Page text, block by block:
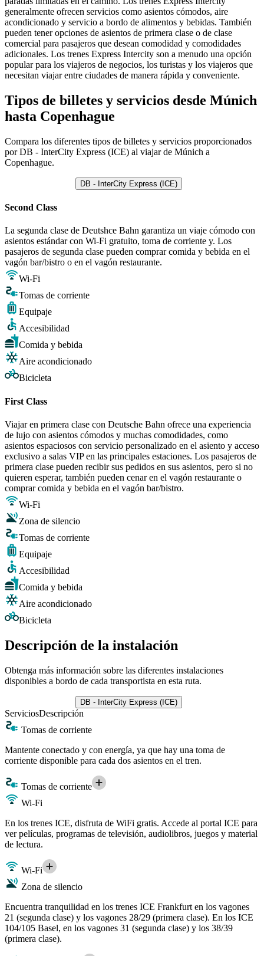
generalmente ofrecen servicios como asientos cómodos, aire
acondicionado y servicio a bordo de alimentos y bebidas. También
pueden tener opciones de asientos de primera clase o de clase
comercial para pasajeros que desean comodidad y comodidades
adicionales. Los trenes Express Intercity son a menudo una opción
popular para los viajeros de negocios, los turistas y los viajeros que
necesitan viajar entre ciudades de manera rápida y conveniente.
Tipos de billetes y servicios desde Múnich
hasta Copenhague
Compara los diferentes tipos de billetes y servicios proporcionados
por DB - InterCity Express (ICE) al viajar de Múnich a
Copenhague.
DB - InterCity Express (ICE)
Second Class
La segunda clase de Deutshce Bahn garantiza un viaje cómodo con
asientos estándar con Wi-Fi gratuito, toma de corriente y. Los
pasajeros de segunda clase pueden comprar comida y bebida en el
vagón bar/bistro o en el vagón restaurante.
Wi-Fi
Tomas de corriente
Equipaje
Accesibilidad
Comida y bebida
Aire acondicionado
Bicicleta
First Class
Viajar en primera clase con Deutsche Bahn ofrece una experiencia
de lujo con asientos cómodos y muchas comodidades, como
asientos espaciosos con servicio personalizado en el asiento y acceso
exclusivo a salas VIP en las principales estaciones. Los pasajeros de
primera clase pueden recibir sus pedidos en sus asientos, pero si no
quieren esperar, también pueden cenar en el vagón restaurante o
comprar comida y bebida en el vagón bar/bistro.
Wi-Fi
Zona de silencio
Tomas de corriente
Equipaje
Accesibilidad
Comida y bebida
Aire acondicionado
Bicicleta
Descripción de la instalación
Obtenga más información sobre las diferentes instalaciones
disponibles a bordo de cada transportista en esta ruta.
DB - InterCity Express (ICE)
ServiciosDescripción
Tomas de corriente
Mantente conectado y con energía, ya que hay una toma de
corriente disponible para cada dos asientos en el tren.
Tomas de corriente
Wi-Fi
En los trenes ICE, disfruta de WiFi gratis. Accede al portal ICE para
ver películas, programas de televisión, audiolibros, juegos y material
de lectura.
Wi-Fi
Zona de silencio
Encuentra tranquilidad en los trenes ICE Frankfurt en los vagones
21 (segunda clase) y los vagones 28/29 (primera clase). En los ICE
104/105 Basel, en los vagones 31 (segunda clase) y los 38/39
(primera clase).